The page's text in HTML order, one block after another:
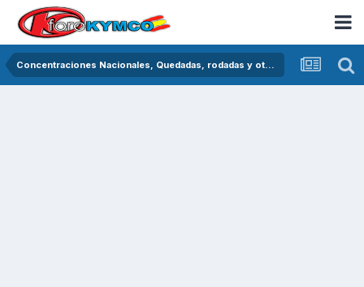
Concentraciones Nacionales, Quedadas, rodadas y otras crónicas del asfalto